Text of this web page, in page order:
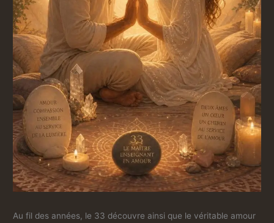
Au fil des années, le 33 découvre ainsi que le véritable amour